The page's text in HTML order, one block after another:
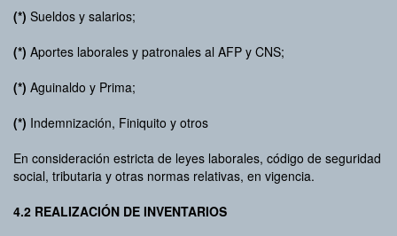
(*) Sueldos y salarios;
(*) Aportes laborales y patronales al AFP y CNS;
(*) Aguinaldo y Prima;
(*) Indemnización, Finiquito y otros
En consideración estricta de leyes laborales, código de seguridad
social, tributaria y otras normas relativas, en vigencia.
4.2 REALIZACIÓN DE INVENTARIOS